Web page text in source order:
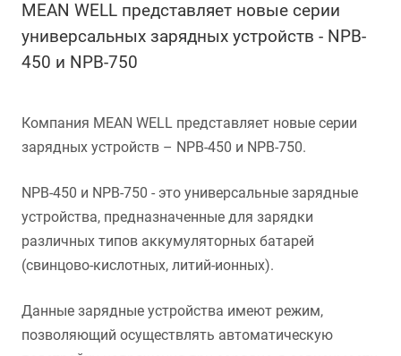
MEAN WELL представляет новые серии
универсальных зарядных устройств - NPB-
450 и NPB-750
Компания MEAN WELL представляет новые серии
зарядных устройств – NPB-450 и NPB-750.
NPB-450 и NPB-750 - это универсальные зарядные
устройства, предназначенные для зарядки
различных типов аккумуляторных батарей
(свинцово-кислотных, литий-ионных).
Данные зарядные устройства имеют режим,
позволяющий осуществлять автоматическую